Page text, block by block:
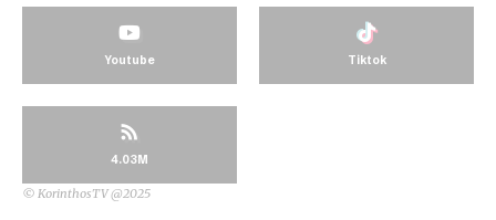
Youtube Tiktok
4.03M
© KorinthosTV @2025